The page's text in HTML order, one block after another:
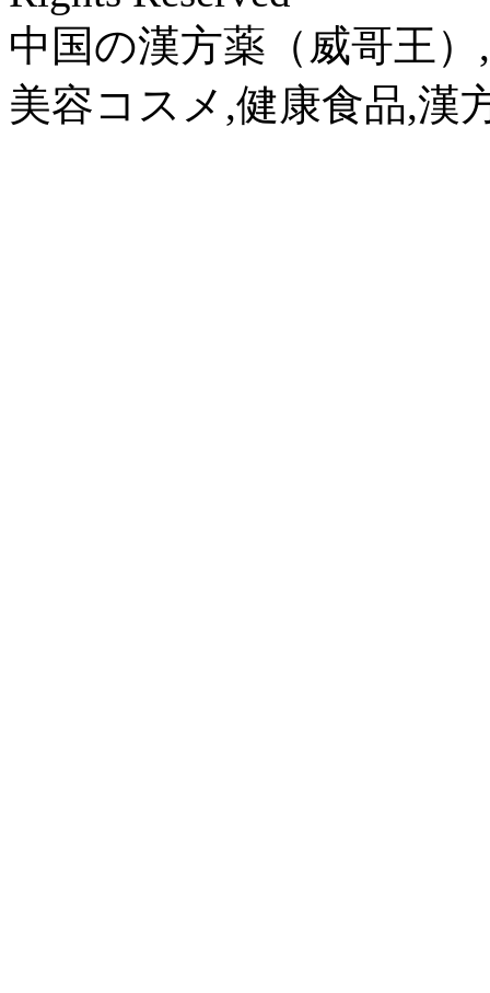
中国の漢方薬（威哥王
美容コスメ,健康食品,漢